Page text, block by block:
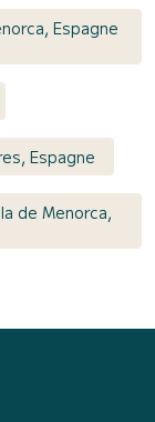
Espagne
Espagne
de Menorca,